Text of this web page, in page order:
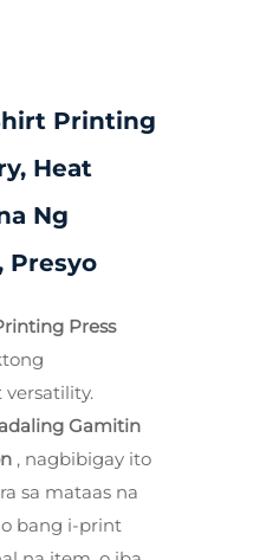
Printing
Heat
Ng
Presyo
Press
Gamitin
, nagbibigay ito
sa mataas na
bang i-print